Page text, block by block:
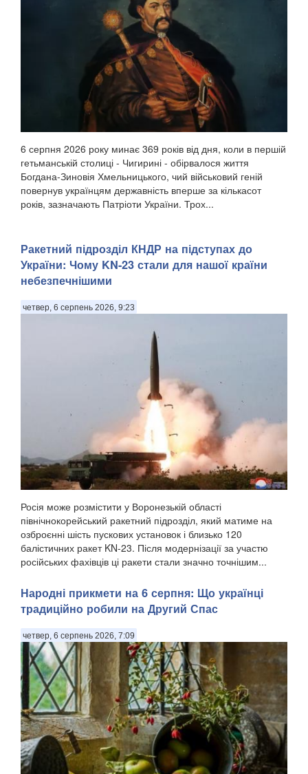
6 серпня 2026 року минає 369 років від дня, коли в першій
гетьманській столиці - Чигирині - обірвалося життя
Богдана-Зиновія Хмельницького, чий військовий геній
повернув українцям державність вперше за кількасот
років, зазначають Патріоти України. Трох...
Ракетний підрозділ КНДР на підступах до
України: Чому KN-23 стали для нашої країни
небезпечнішими
четвер, 6 серпень 2026, 9:23
Росія може розмістити у Воронезькій області
північнокорейський ракетний підрозділ, який матиме на
озброєнні шість пускових установок і близько 120
балістичних ракет KN-23. Після модернізації за участю
російських фахівців ці ракети стали значно точнішим...
Народні прикмети на 6 серпня: Що українці
традиційно робили на Другий Спас
четвер, 6 серпень 2026, 7:09